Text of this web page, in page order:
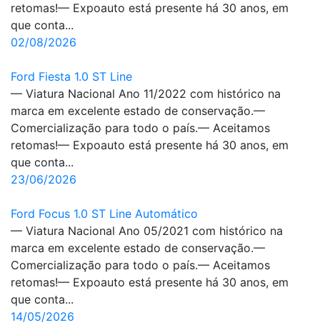
retomas!— Expoauto está presente há 30 anos, em
que conta...
02/08/2026
Ford Fiesta 1.0 ST Line
— Viatura Nacional Ano 11/2022 com histórico na
marca em excelente estado de conservação.—
Comercialização para todo o país.— Aceitamos
retomas!— Expoauto está presente há 30 anos, em
que conta...
23/06/2026
Ford Focus 1.0 ST Line Automático
— Viatura Nacional Ano 05/2021 com histórico na
marca em excelente estado de conservação.—
Comercialização para todo o país.— Aceitamos
retomas!— Expoauto está presente há 30 anos, em
que conta...
14/05/2026